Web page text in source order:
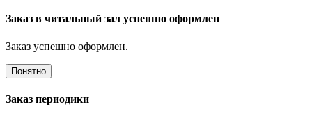
Заказ в читальный зал успешно оформлен
Заказ успешно оформлен.
Понятно
Заказ периодики